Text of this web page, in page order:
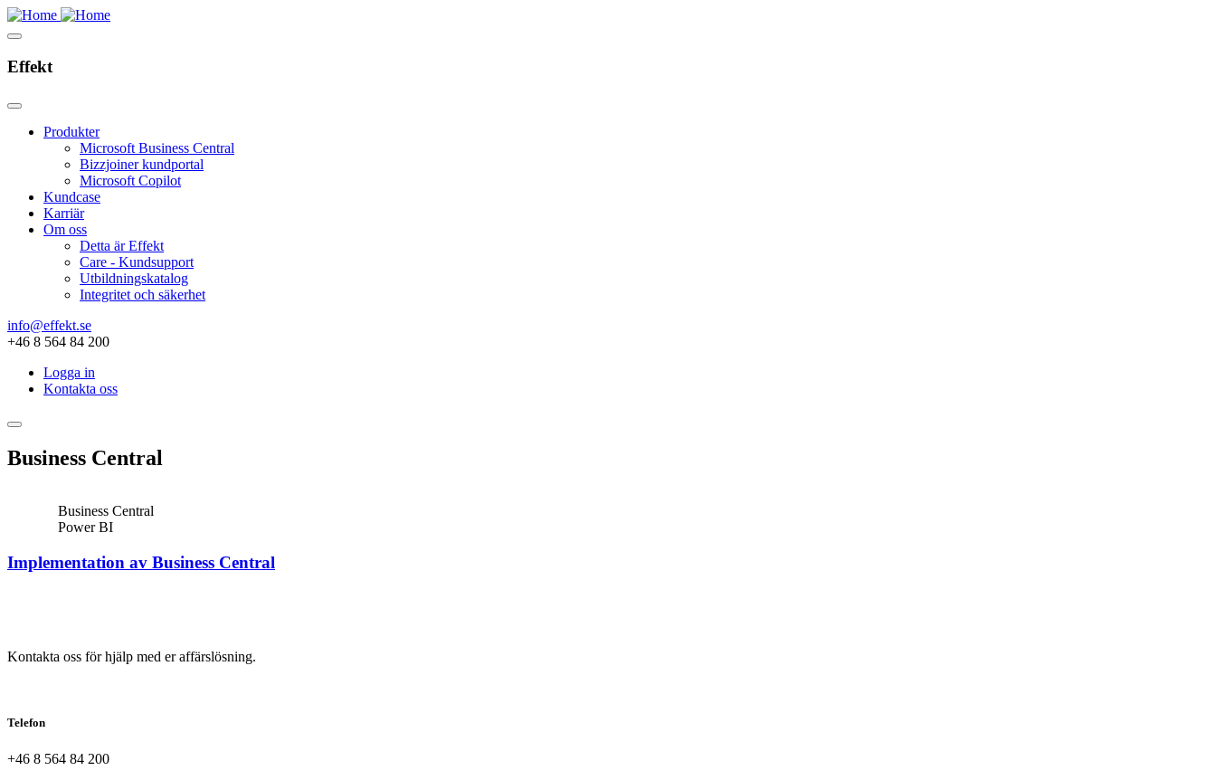
Effekt
Produkter
Microsoft Business Central
Bizzjoiner kundportal
Microsoft Copilot
Kundcase
Karriär
Om oss
Detta är Effekt
Care - Kundsupport
Utbildningskatalog
Integritet och säkerhet
info@effekt.se
+46 8 564 84 200
Navigation
other
Logga in
Kontakta oss
Business Central
Business Central
Power BI
Implementation av Business Central
Kontakta oss för hjälp med er affärslösning.
Telefon
+46 8 564 84 200